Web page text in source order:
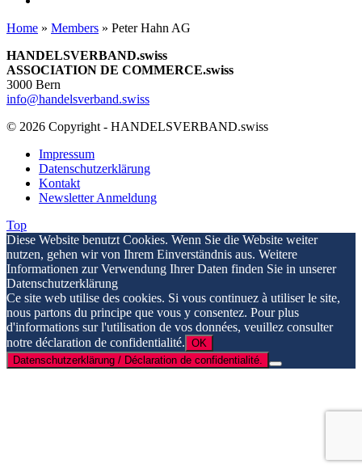
Home » Members » Peter Hahn AG
HANDELSVERBAND.swiss
ASSOCIATION DE COMMERCE.swiss
3000 Bern
info@handelsverband.swiss
© 2026 Copyright - HANDELSVERBAND.swiss
Impressum
Datenschutzerklärung
Kontakt
Newsletter Anmeldung
Top
Diese Website benutzt Cookies. Wenn Sie die Website weiter
nutzen, gehen wir von Ihrem Einverständnis aus. Weitere
Informationen zur Verwendung Ihrer Daten finden Sie in unserer
Datenschutzerklärung
Ce site web utilise des cookies. Si vous continuez à utiliser le site,
nous partons du principe que vous y consentez. Pour plus
d'informations sur l'utilisation de vos données, veuillez consulter
notre déclaration de confidentialité. OK
Datenschutzerklärung / Déclaration de confidentialité.